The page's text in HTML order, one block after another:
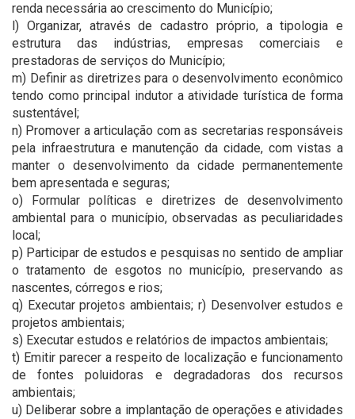
renda necessária ao crescimento do Município;
l) Organizar, através de cadastro próprio, a tipologia e
estrutura das indústrias, empresas comerciais e
prestadoras de serviços do Município;
m) Definir as diretrizes para o desenvolvimento econômico
tendo como principal indutor a atividade turística de forma
sustentável;
n) Promover a articulação com as secretarias responsáveis
pela infraestrutura e manutenção da cidade, com vistas a
manter o desenvolvimento da cidade permanentemente
bem apresentada e seguras;
o) Formular políticas e diretrizes de desenvolvimento
ambiental para o município, observadas as peculiaridades
local;
p) Participar de estudos e pesquisas no sentido de ampliar
o tratamento de esgotos no município, preservando as
nascentes, córregos e rios;
q) Executar projetos ambientais; r) Desenvolver estudos e
projetos ambientais;
s) Executar estudos e relatórios de impactos ambientais;
t) Emitir parecer a respeito de localização e funcionamento
de fontes poluidoras e degradadoras dos recursos
ambientais;
u) Deliberar sobre a implantação de operações e atividades